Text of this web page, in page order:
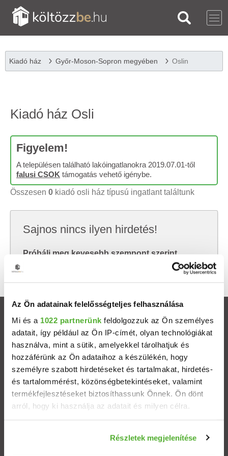
Az Ön adatainak felelősségteljes felhasználása
Mi és a 1022 partnerünk feldolgozzuk az Ön személyes
adatait, így például az Ön IP-címét, olyan technológiákat
használva, mint a sütik, amelyekkel tárolhatjuk és
hozzáférünk az Ön adataihoz a készülékén, hogy
személyre szabott hirdetéseket és tartalmakat, hirdetés-
és tartalommérést, közönségbetekintéseket, valamint
termékfejlesztéseket biztosíthassunk Önnek. Ön dönt
arról, hogy ki használja az adatait és milyen célra.
Információgyűjtés az Ön földrajzi elhelyezkedéséről
Részletek megjelenítése
Kiadó ház Győr-Moson-Sopron megyében Oslin
Kiadó ház Osli
Figyelem!
A településen található lakóingatlanokra 2019.07.01-től
falusi CSOK támogatás vehető igénybe.
Összesen 0 kiadó osli ház típusú ingatlant találtunk
Sajnos nincs ilyen hirdetés!
Próbálj meg kevesebb szempont szerint
keresni, hátha akkor megtalálod, amit keresel.
Ingatlanok
Eladó házak
Eladó lakások
Települések